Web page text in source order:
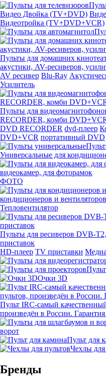
Видео Двойка (TV+DVD)
Видеотройка (TV+DVD+VCR)
Пульты для домашних
акустики, AV-ресиверов,
AV ресивер Blu-Ray
Усилитель
Пульты для
RECORDER, комби
DVD RECORDER dvd-плеер
DVD+VCR портативный DVD
Универсальные для
видеокамер, для фоторамок
ФОТО
кондиционеров и вентиляторов
Тепловентилятор
Пульты для ресиверов DVB-
приставок
HD-плеер TV приставки
Очки 3D
Пульт IRC-самый
произведён в России.
ворот
Пульт для
Чехлы для
Бренды